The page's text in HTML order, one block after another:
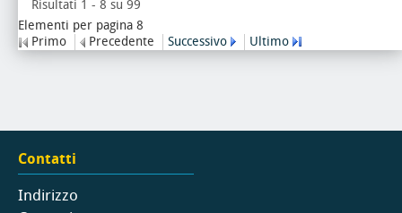
Risultati 1 - 8 su 99
Elementi per pagina 8
Primo
Precedente Successivo Ultimo
Contatti
Indirizzo